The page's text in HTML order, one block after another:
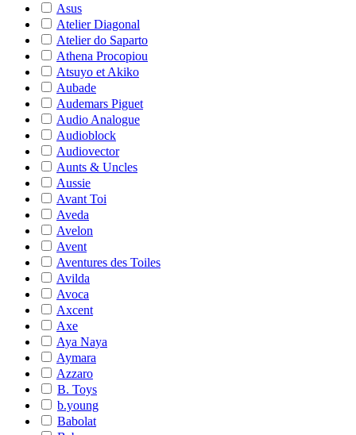
Asus
Atelier Diagonal
Atelier do Saparto
Athena Procopiou
Atsuyo et Akiko
Aubade
Audemars Piguet
Audio Analogue
Audioblock
Audiovector
Aunts & Uncles
Aussie
Avant Toi
Aveda
Avelon
Avent
Aventures des Toiles
Avilda
Avoca
Axcent
Axe
Aya Naya
Aymara
Azzaro
B. Toys
b.young
Babolat